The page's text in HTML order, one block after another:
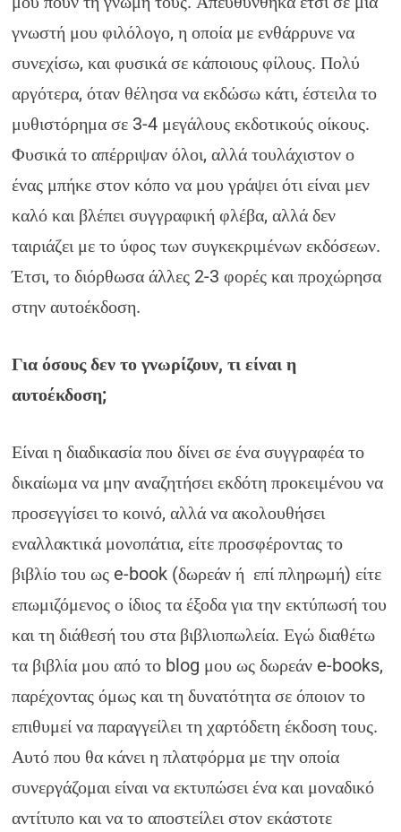
γνωστή μου φιλόλογο, η οποία με ενθάρρυνε να
συνεχίσω, και φυσικά σε κάποιους φίλους. Πολύ
αργότερα, όταν θέλησα να εκδώσω κάτι, έστειλα το
μυθιστόρημα σε 3-4 μεγάλους εκδοτικούς οίκους.
Φυσικά το απέρριψαν όλοι, αλλά τουλάχιστον ο
ένας μπήκε στον κόπο να μου γράψει ότι είναι μεν
καλό και βλέπει συγγραφική φλέβα, αλλά δεν
ταιριάζει με το ύφος των συγκεκριμένων εκδόσεων.
Έτσι, το διόρθωσα άλλες 2-3 φορές και προχώρησα
στην αυτοέκδοση.
Για όσους δεν το γνωρίζουν, τι είναι η
αυτοέκδοση;
Είναι η διαδικασία που δίνει σε ένα συγγραφέα το
δικαίωμα να μην αναζητήσει εκδότη προκειμένου να
προσεγγίσει το κοινό, αλλά να ακολουθήσει
εναλλακτικά μονοπάτια, είτε προσφέροντας το
βιβλίο του ως e-book (δωρεάν ή επί πληρωμή) είτε
επωμιζόμενος ο ίδιος τα έξοδα για την εκτύπωσή του
και τη διάθεσή του στα βιβλιοπωλεία. Εγώ διαθέτω
τα βιβλία μου από το blog μου ως δωρεάν e-books,
παρέχοντας όμως και τη δυνατότητα σε όποιον το
επιθυμεί να παραγγείλει τη χαρτόδετη έκδοση τους.
Αυτό που θα κάνει η πλατφόρμα με την οποία
συνεργάζομαι είναι να εκτυπώσει ένα και μοναδικό
αντίτυπο και να το αποστείλει στον εκάστοτε